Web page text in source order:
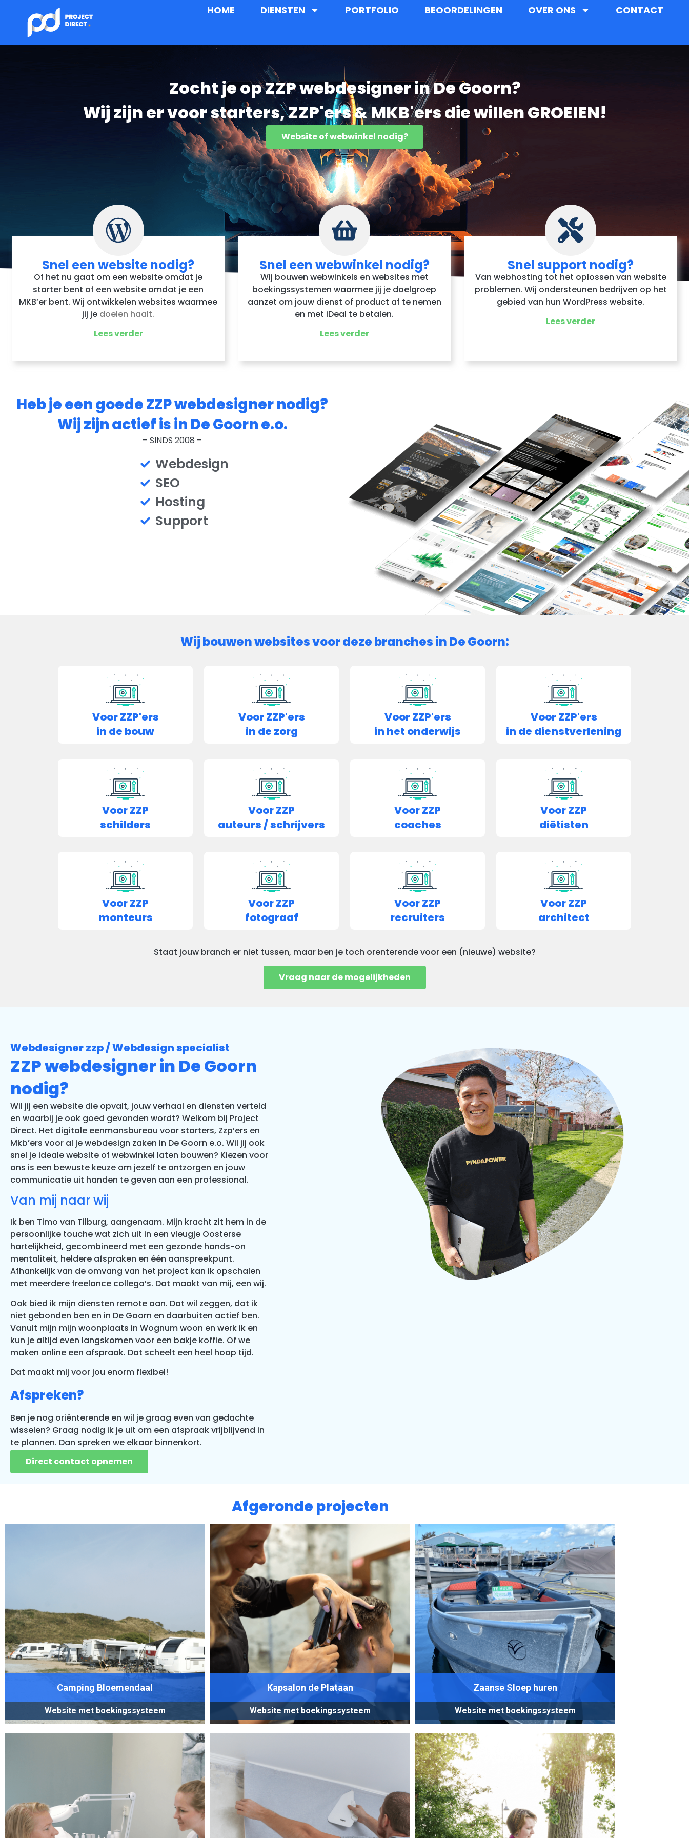
HOME DIENSTEN PORTFOLIO BEOORDELINGEN OVER ONS CONTACT
Zocht je op ZZP webdesigner in De Goorn?
Wij zijn er voor starters, ZZP'ers & MKB'ers die willen GROEIEN!
Website of webwinkel nodig?
Snel een website nodig?
Of het nu gaat om een website omdat je
starter bent of een website omdat je een
MKB’er bent. Wij ontwikkelen websites waarmee
jij je doelen haalt.
Lees verder
Snel een webwinkel nodig?
Wij bouwen webwinkels en websites met
boekingssystemen waarmee jij je doelgroep
aanzet om jouw dienst of product af te nemen
en met iDeal te betalen.
Lees verder
Snel support nodig?
Van webhosting tot het oplossen van website
problemen. Wij ondersteunen bedrijven op het
gebied van hun WordPress website.
Lees verder
Heb je een goede ZZP webdesigner nodig?
Wij zijn actief is in De Goorn e.o.
– SINDS 2008 –
Webdesign
SEO
Hosting
Support
Wij bouwen websites voor deze branches in De Goorn:
Voor ZZP'ers
in de bouw
Voor ZZP'ers
in de zorg
Voor ZZP'ers
in het onderwijs
Voor ZZP'ers
in de dienstverlening
Voor ZZP
schilders
Voor ZZP
auteurs / schrijvers
Voor ZZP
coaches
Voor ZZP
diëtisten
Voor ZZP
monteurs
Voor ZZP
fotograaf
Voor ZZP
recruiters
Voor ZZP
architect
Staat jouw branch er niet tussen, maar ben je toch orenterende voor een (nieuwe) website?
Vraag naar de mogelijkheden
Webdesigner zzp / Webdesign specialist
ZZP webdesigner in De Goorn
nodig?
Wil jij een website die opvalt, jouw verhaal en diensten verteld
en waarbij je ook goed gevonden wordt? Welkom bij Project
Direct. Het digitale eenmansbureau voor starters, Zzp’ers en
Mkb’ers voor al je webdesign zaken in De Goorn e.o. Wil jij ook
snel je ideale website of webwinkel laten bouwen? Kiezen voor
ons is een bewuste keuze om jezelf te ontzorgen en jouw
communicatie uit handen te geven aan een professional.
Van mij naar wij
Ik ben Timo van Tilburg, aangenaam. Mijn kracht zit hem in de
persoonlijke touche wat zich uit in een vleugje Oosterse
hartelijkheid, gecombineerd met een gezonde hands-on
mentaliteit, heldere afspraken en één aanspreekpunt.
Afhankelijk van de omvang van het project kan ik opschalen
met meerdere freelance collega’s. Dat maakt van mij, een wij.
Ook bied ik mijn diensten remote aan. Dat wil zeggen, dat ik
niet gebonden ben en in De Goorn en daarbuiten actief ben.
Vanuit mijn mijn woonplaats in Wognum woon en werk ik en
kun je altijd even langskomen voor een bakje koffie. Of we
maken online een afspraak. Dat scheelt een heel hoop tijd.
Dat maakt mij voor jou enorm flexibel!
Afspreken?
Ben je nog oriënterende en wil je graag even van gedachte
wisselen? Graag nodig ik je uit om een afspraak vrijblijvend in
te plannen. Dan spreken we elkaar binnenkort.
Direct contact opnemen
Afgeronde projecten
Camping Bloemendaal
Website met boekingssysteem
Kapsalon de Plataan
Website met boekingssysteem
Zaanse Sloep huren
Website met boekingssysteem